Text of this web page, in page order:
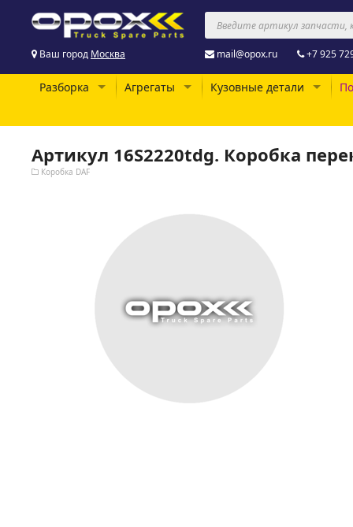
Ваш город Москва mail@opox.ru +7 925
Разборка Агрегаты Кузовные детали
Артикул 16S2220tdg. Коробка
Коробка DAF